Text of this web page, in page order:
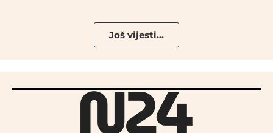
Još vijesti...